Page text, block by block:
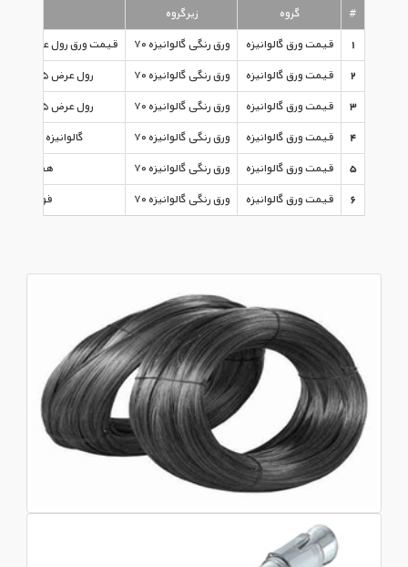
# گروه زیرگروه
1
قیمت ورق گالوانیزه ورق رنگی گالوانیزه ۷۰
قیمت ورق رول عرض ۱.۲۵ گالوانیزه کاشان
2
قیمت ورق گالوانیزه ورق رنگی گالوانیزه ۷۰
رول عرض ۱.۲۵ گالوانیزه کاشان
3
قیمت ورق گالوانیزه ورق رنگی گالوانیزه ۷۰
رول عرض ۱.۲۵ گالوانیزه کاشان
4
قیمت ورق گالوانیزه ورق رنگی گالوانیزه ۷۰
گالوانیزه کاشان عرض
5
قیمت ورق گالوانیزه ورق رنگی گالوانیزه ۷۰
هفت
6
قیمت ورق گالوانیزه ورق رنگی گالوانیزه ۷۰ فولاد